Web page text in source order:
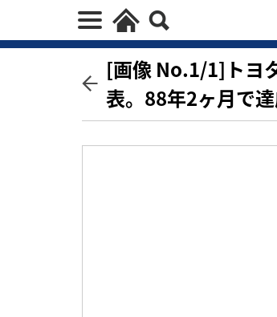
[画像 No.1/1]トヨ
表。88年2ヶ月で